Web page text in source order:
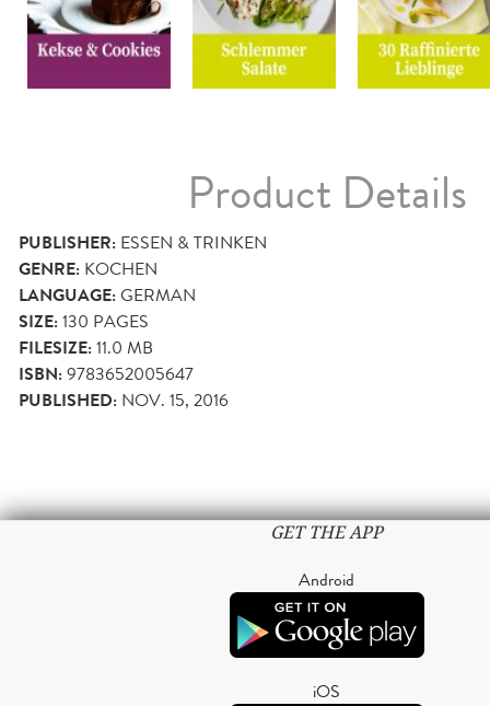
Product Details
PUBLISHER: ESSEN & TRINKEN
GENRE: KOCHEN
LANGUAGE:GERMAN
SIZE:130 PAGES
FILESIZE:11.0 MB
ISBN:9783652005647
PUBLISHED: NOV. 15, 2016
GET THE APP
Android
iOS